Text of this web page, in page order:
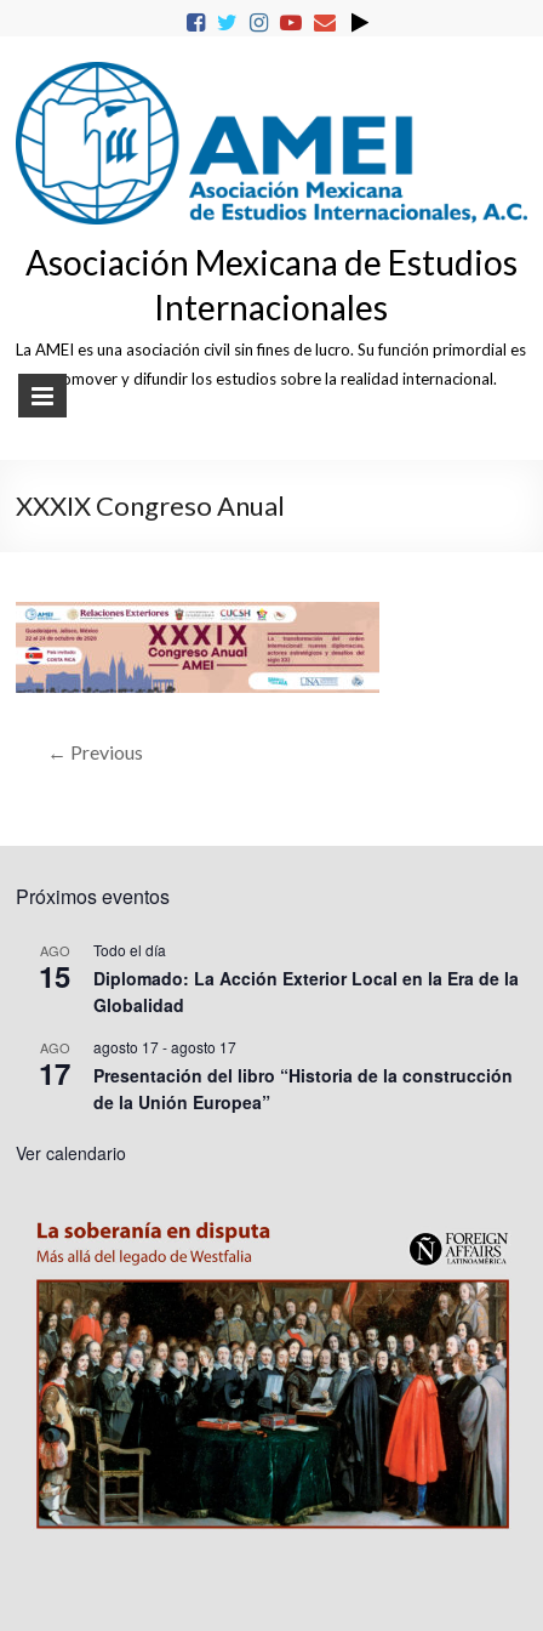
Asociación Mexicana de Estudios
Internacionales
La AMEI es una asociación civil sin fines de lucro. Su función primordial es
promover y difundir los estudios sobre la realidad internacional.
XXXIX Congreso Anual
← Previous
Próximos eventos
AGO
15
Todo el día
Diplomado: La Acción Exterior Local en la Era de la
Globalidad
AGO
17
agosto 17-agosto 17
Presentación del libro “Historia de la construcción
de la Unión Europea”
Ver calendario